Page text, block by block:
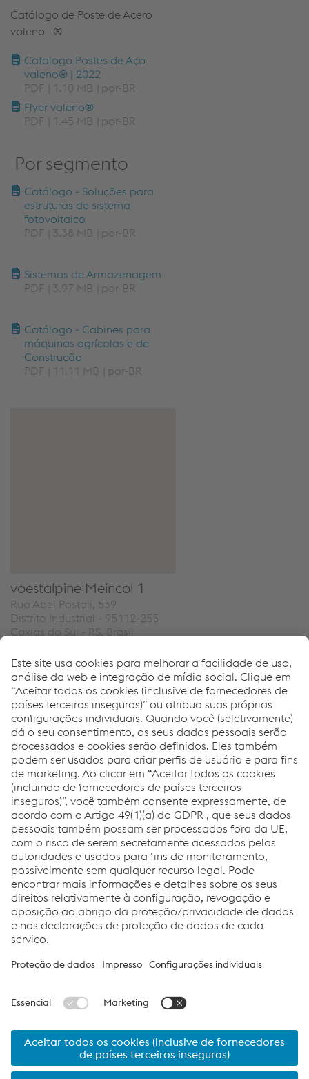
Catálogo de Poste de Acero
valeno ®
Catalogo Postes de Aço
valeno® | 2022
PDF
1.10 MB
por-BR
Flyer valeno®
PDF
1.45 MB por-BR
Por segmento
Catálogo - Soluções para
estruturas de sistema
fotovoltaico
PDF
3.38 MB por-BR
Sistemas de Armazenagem
PDF
3.97 MB por-BR
Catálogo - Cabines para
máquinas agrícolas e de
Construção
PDF
11.11 MB por-BR
voestalpine Meincol 1
Rua Abel Postali, 539
Distrito Industrial - 95112-255
Caxias do Sul - RS, Brasil
Enviar um e-mail
voestalpine Meincol 2
Estrada Paolo Radanelli, S/N
Forqueta – 95115-700 Caxias do
Sul - RS, Brasil
T: +55 54 3220 9025
Enviar um e-mail
voestalpine Meincol S.A.
©2022 voestalpine Meincol S.A.